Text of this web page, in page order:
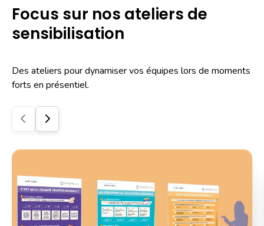
Focus sur nos ateliers de
sensibilisation
Des ateliers pour dynamiser vos équipes lors de moments
forts en présentiel.
PrécédentSuivant